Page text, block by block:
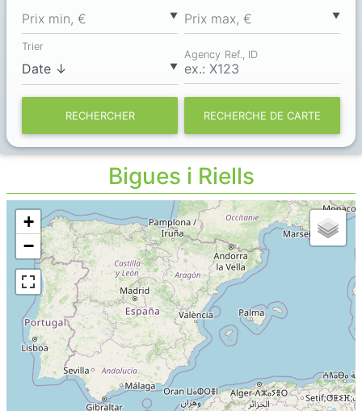
▼
Prix min, € ▼
Prix max, €
▼
Trier
Agency Ref., ID
RECHERCHER RECHERCHE DE CARTE
Bigues i Riells
+
−